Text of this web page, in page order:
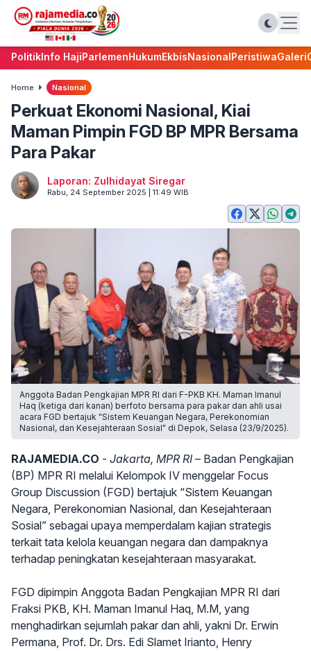
PolitikInfo HajiParlemenHukumEkbisNasionalPeristiwaGaleri
Home Nasional
Perkuat Ekonomi Nasional, Kiai
Maman Pimpin FGD BP MPR Bersama
Para Pakar
Laporan: Zulhidayat Siregar
Rabu, 24 September 2025 | 11:49 WIB
Anggota Badan Pengkajian MPR RI dari F-PKB KH. Maman Imanul
Haq (ketiga dari kanan) berfoto bersama para pakar dan ahli usai
acara FGD bertajuk "Sistem Keuangan Negara, Perekonomian
Nasional, dan Kesejahteraan Sosial" di Depok, Selasa (23/9/2025).
RAJAMEDIA.CO - Jakarta, MPR RI – Badan Pengkajian
(BP) MPR RI melalui Kelompok IV menggelar Focus
Group Discussion (FGD) bertajuk “Sistem Keuangan
Negara, Perekonomian Nasional, dan Kesejahteraan
Sosial” sebagai upaya memperdalam kajian strategis
terkait tata kelola keuangan negara dan dampaknya
terhadap peningkatan kesejahteraan masyarakat.
FGD dipimpin Anggota Badan Pengkajian MPR RI dari
Fraksi PKB, KH. Maman Imanul Haq, M.M, yang
menghadirkan sejumlah pakar dan ahli, yakni Dr. Erwin
Permana, Prof. Dr. Drs. Edi Slamet Irianto, Henry